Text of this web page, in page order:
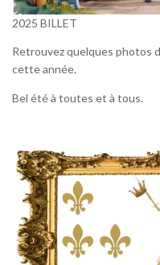
2025 BILLET
Retrouvez quelques photos
cette année.
Bel été à toutes et à tous.